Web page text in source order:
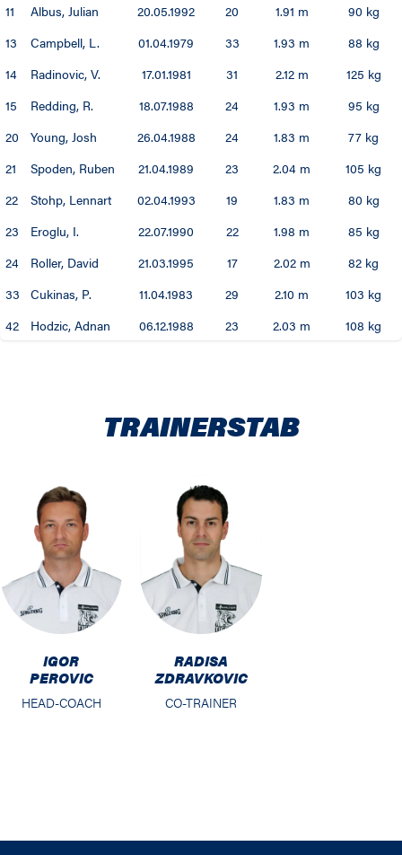
11
Albus, Julian 20.05.1992 20 1.91 m
90 kg
13
Campbell, L. 01.04.1979 33 1.93 m
88 kg
14
Radinovic, V. 17.01.1981 31 2.12 m
125 kg
15
Redding, R. 18.07.1988 24 1.93 m
95 kg
20
Young, Josh 26.04.1988 24 1.83 m
77 kg
21
Spoden, Ruben 21.04.1989 23 2.04 m
105 kg
22
Stohp, Lennart 02.04.1993 19 1.83 m
80 kg
23
Eroglu, I. 22.07.1990 22 1.98 m
85 kg
24
Roller, David 21.03.1995 17 2.02 m
82 kg
33
Cukinas, P. 11.04.1983 29 2.10 m
103 kg
42
Hodzic, Adnan 06.12.1988 23 2.03 m 108 kg
TRAINERSTAB
IGOR
PEROVIC
HEAD-COACH
RADISA
ZDRAVKOVIC
CO-TRAINER